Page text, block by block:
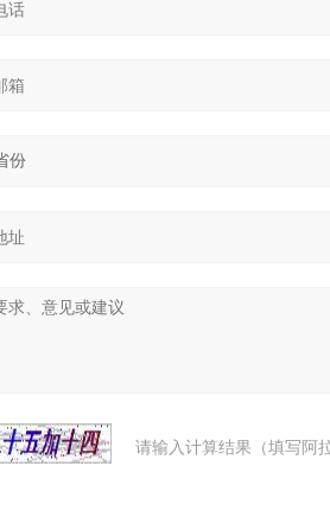
请输入计算结果（填写阿